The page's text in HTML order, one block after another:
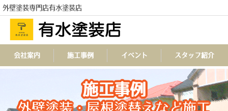
外壁塗装専門店有水塗装店
TEL
会社案内 施工事例 イベント スタッフ紹介
施工事例